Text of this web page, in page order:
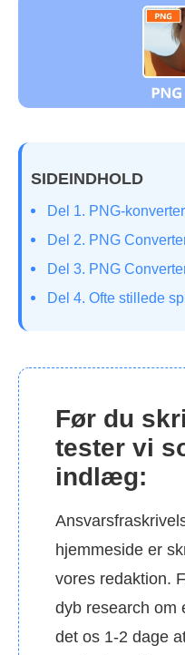
SIDEINDHOLD
Del 1. PNG-
Del 2. PNG
Del 3. PNG
Del 4. Ofte stillede
Før du
tester vi
indlæg:
hjemmeside er
vores redaktion.
dyb research om
det os 1-2 dage